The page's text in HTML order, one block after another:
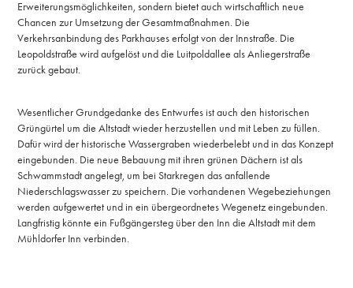
Erweiterungsmöglichkeiten, sondern bietet auch wirtschaftlich neue
Chancen zur Umsetzung der Gesamtmaßnahmen. Die
Verkehrsanbindung des Parkhauses erfolgt von der Innstraße. Die
Leopoldstraße wird aufgelöst und die Luitpoldallee als Anliegerstraße
zurück gebaut.
Wesentlicher Grundgedanke des Entwurfes ist auch den historischen
Grüngürtel um die Altstadt wieder herzustellen und mit Leben zu füllen.
Dafür wird der historische Wassergraben wiederbelebt und in das Konzept
eingebunden. Die neue Bebauung mit ihren grünen Dächern ist als
Schwammstadt angelegt, um bei Starkregen das anfallende
Niederschlagswasser zu speichern. Die vorhandenen Wegebeziehungen
werden aufgewertet und in ein übergeordnetes Wegenetz eingebunden.
Langfristig könnte ein Fußgängersteg über den Inn die Altstadt mit dem
Mühldorfer Inn verbinden.